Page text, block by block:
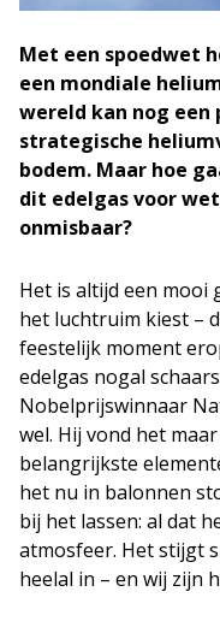
Met een spoedwet
een mondiale
wereld kan nog
strategische
bodem. Maar hoe
dit edelgas voor
onmisbaar?
Het is altijd een mooi
het luchtruim kiest –
feestelijk moment
edelgas nogal
Nobelprijswinnaar
wel. Hij vond het
belangrijkste
het nu in balonnen
bij het lassen: al dat
atmosfeer. Het stijgt
heelal in – en wij zijn